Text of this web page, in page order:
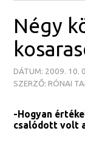
Négy
DÁTUM: 2009. 10.
SZERZŐ: RÓNAI
-Hogyan
csalódott volt